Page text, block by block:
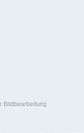
Bildbearbeitung